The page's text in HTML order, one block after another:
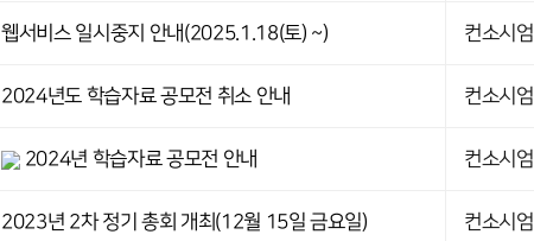
웹서비스 일시중지 안내(2025.1.18(토) ~) 컨소시엄
2024년도 학습자료 공모전 취소 안내 컨소시엄
2024년 학습자료 공모전 안내 컨소시엄
2023년 2차 정기 총회 개최(12월 15일 금요일) 컨소시엄